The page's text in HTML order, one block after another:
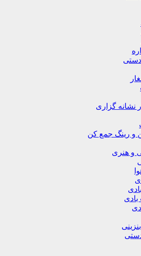
دستی
نشانه گزاری
و رینگ جمع کن
و هنری